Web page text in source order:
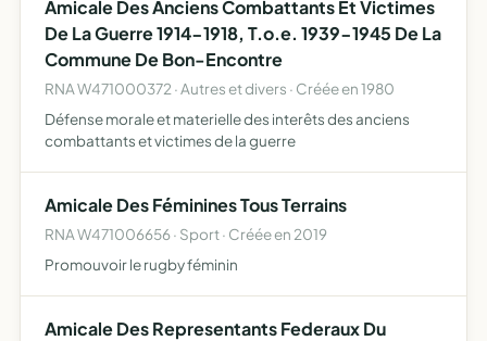
Amicale Des Anciens Combattants Et Victimes
De La Guerre 1914-1918, T.o.e. 1939-1945 De La
Commune De Bon-Encontre
RNA W471000372 · Autres et divers · Créée en 1980
Défense morale et materielle des interêts des anciens
combattants et victimes de la guerre
Amicale Des Féminines Tous Terrains
RNA W471006656 · Sport · Créée en 2019
Promouvoir le rugby féminin
Amicale Des Representants Federaux Du